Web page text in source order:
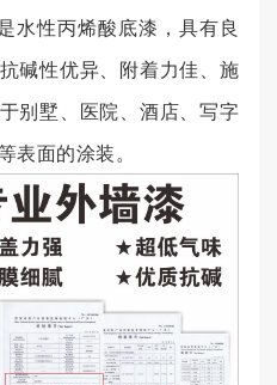
水性丙烯酸底漆，具有良
碱性优异、附着力佳、施
别墅、医院、酒店、写字
表面的涂装。